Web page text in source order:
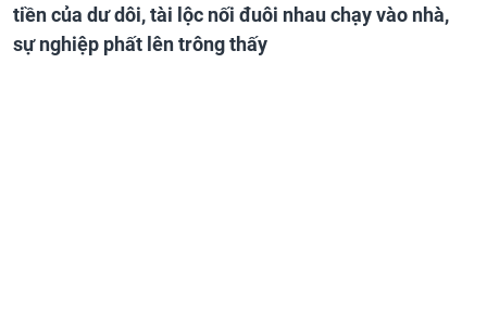
tiền của dư dôi, tài lộc nối đuôi nhau chạy vào nhà,
sự nghiệp phất lên trông thấy